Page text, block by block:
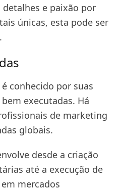
detalhes e paixão por
únicas, esta pode ser
conhecido por suas
executadas. Há
de marketing
globais.
desde a criação
até a execução de
mercados